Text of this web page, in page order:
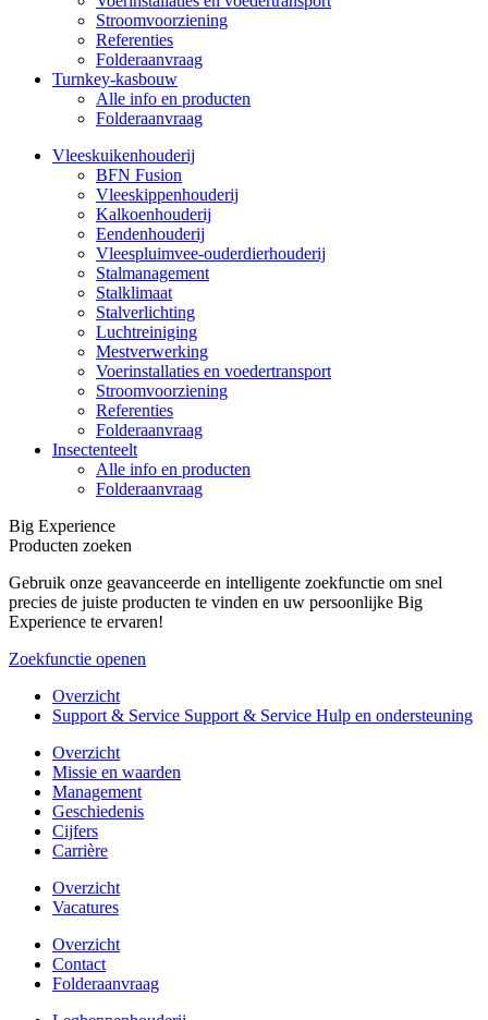
Stroomvoorziening
Referenties
Folderaanvraag
Turnkey-kasbouw
Alle info en producten
Folderaanvraag
Vleeskuikenhouderij
BFN Fusion
Vleeskippenhouderij
Kalkoenhouderij
Eendenhouderij
Vleespluimvee-ouderdierhouderij
Stalmanagement
Stalklimaat
Stalverlichting
Luchtreiniging
Mestverwerking
Voerinstallaties en voedertransport
Stroomvoorziening
Referenties
Folderaanvraag
Insectenteelt
Alle info en producten
Folderaanvraag
Big Experience
Producten zoeken
Gebruik onze geavanceerde en intelligente zoekfunctie om snel
precies de juiste producten te vinden en uw persoonlijke Big
Experience te ervaren!
Zoekfunctie openen
Overzicht
Support & Service Support & Service Hulp en ondersteuning
Overzicht
Missie en waarden
Management
Geschiedenis
Cijfers
Carrière
Overzicht
Vacatures
Overzicht
Contact
Folderaanvraag